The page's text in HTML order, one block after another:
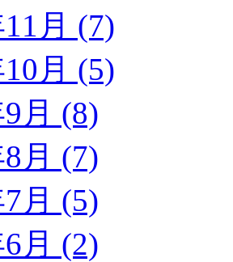
月 (7)
月 (5)
月 (8)
月 (7)
月 (5)
月 (2)